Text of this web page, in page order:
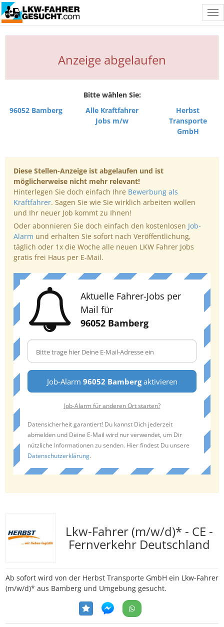
Anzeige abgelaufen
Bitte wählen Sie:
96052 Bamberg
Alle Kraftfahrer
Jobs m/w
Herbst
Transporte
GmbH
Diese Stellen-Anzeige ist abgelaufen und ist
möglicherweise nicht mehr relevant!
Hinterlegen Sie doch einfach Ihre Bewerbung als
Kraftfahrer. Sagen Sie wie Sie wirklich arbeiten wollen
und Ihr neuer Job kommt zu Ihnen!
Oder abonnieren Sie doch einfach den kostenlosen Job-
Alarm und erhalten Sie sofort nach Veröffentlichung,
täglich oder 1x die Woche alle neuen LKW Fahrer Jobs
gratis frei Haus per E-Mail.
Aktuelle Fahrer-Jobs per
Mail für
96052 Bamberg
Job-Alarm 96052 Bambergaktivieren
Job-Alarm für anderen Ort starten?
Datensicherheit garantiert! Du kannst Dich jederzeit
abmelden und Deine E-Mail wird nur verwendet, um Dir
nützliche Informationen zu senden. Hier findest Du unsere
Datenschutzerklärung.
Lkw-Fahrer (m/w/d)* - CE -
Fernverkehr Deutschland
Ab sofort wird von der Herbst Transporte GmbH ein Lkw-Fahrer
(m/w/d)* aus Bamberg und Umgebung gesucht.